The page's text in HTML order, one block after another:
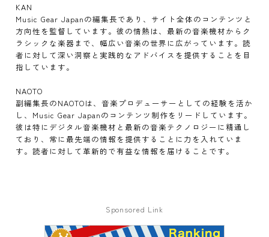
KAN
Music Gear Japanの編集長であり、サイト全体のコンテンツと
方向性を監督しています。彼の情熱は、最新の音楽機材からク
ラシックな楽器まで、幅広い音楽の世界に広がっています。読
者に対して深い洞察と実践的なアドバイスを提供することを目
指しています。
NAOTO
副編集長のNAOTOは、音楽プロデューサーとしての経験を活か
し、Music Gear Japanのコンテンツ制作をリードしています。
彼は特にデジタル音楽機材と最新の音楽テクノロジーに精通し
ており、常に最先端の情報を提供することに力を入れていま
す。読者に対して革新的で有益な情報を届けることです。
Sponsored Link